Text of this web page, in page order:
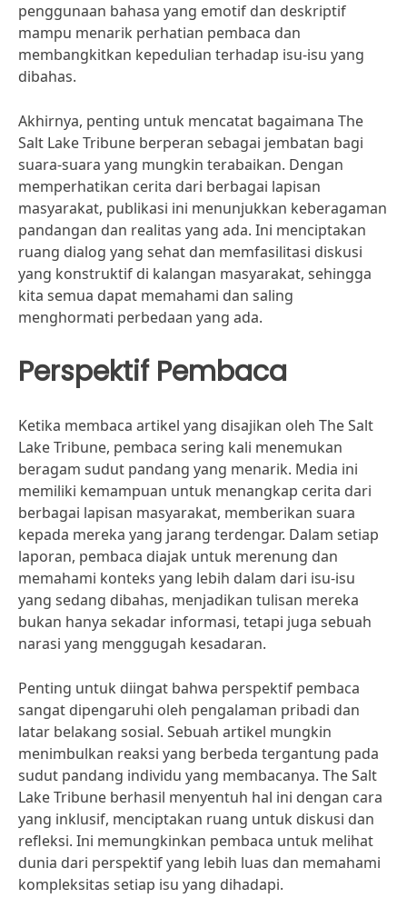
penggunaan bahasa yang emotif dan deskriptif
mampu menarik perhatian pembaca dan
membangkitkan kepedulian terhadap isu-isu yang
dibahas.
Akhirnya, penting untuk mencatat bagaimana The
Salt Lake Tribune berperan sebagai jembatan bagi
suara-suara yang mungkin terabaikan. Dengan
memperhatikan cerita dari berbagai lapisan
masyarakat, publikasi ini menunjukkan keberagaman
pandangan dan realitas yang ada. Ini menciptakan
ruang dialog yang sehat dan memfasilitasi diskusi
yang konstruktif di kalangan masyarakat, sehingga
kita semua dapat memahami dan saling
menghormati perbedaan yang ada.
Perspektif Pembaca
Ketika membaca artikel yang disajikan oleh The Salt
Lake Tribune, pembaca sering kali menemukan
beragam sudut pandang yang menarik. Media ini
memiliki kemampuan untuk menangkap cerita dari
berbagai lapisan masyarakat, memberikan suara
kepada mereka yang jarang terdengar. Dalam setiap
laporan, pembaca diajak untuk merenung dan
memahami konteks yang lebih dalam dari isu-isu
yang sedang dibahas, menjadikan tulisan mereka
bukan hanya sekadar informasi, tetapi juga sebuah
narasi yang menggugah kesadaran.
Penting untuk diingat bahwa perspektif pembaca
sangat dipengaruhi oleh pengalaman pribadi dan
latar belakang sosial. Sebuah artikel mungkin
menimbulkan reaksi yang berbeda tergantung pada
sudut pandang individu yang membacanya. The Salt
Lake Tribune berhasil menyentuh hal ini dengan cara
yang inklusif, menciptakan ruang untuk diskusi dan
refleksi. Ini memungkinkan pembaca untuk melihat
dunia dari perspektif yang lebih luas dan memahami
kompleksitas setiap isu yang dihadapi.